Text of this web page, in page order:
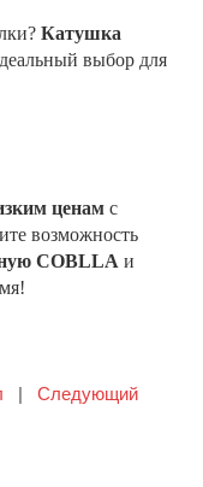
Катушка
выбор для
ценам с
возможность
COBLLA и
| Следующий